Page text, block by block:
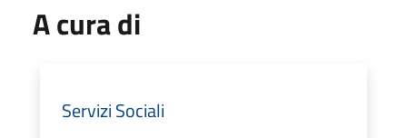
A cura di
Servizi Sociali